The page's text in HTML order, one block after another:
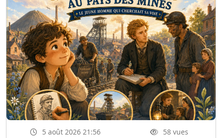
5 août 2026 21:56 58 vues